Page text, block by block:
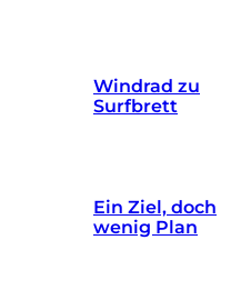
Windrad zu
Surfbrett
Ein Ziel, doch
wenig Plan